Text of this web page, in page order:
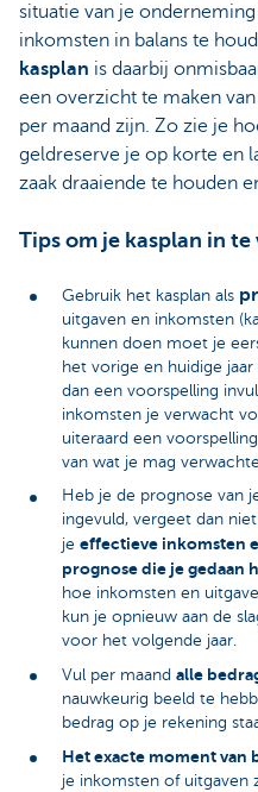
situatie van je
inkomsten in balans te
kasplan is daarbij
een overzicht te maken
per maand zijn. Zo zie je
geldreserve je op korte en
zaak draaiende te houden
Tips om je kasplan in te
Gebruik het kasplan als
uitgaven en inkomsten
kunnen doen moet je
het vorige en huidige jaar
dan een voorspelling
inkomsten je verwacht
uiteraard een
van wat je mag
Heb je de prognose van
ingevuld, vergeet dan
je effectieve inkomsten
prognose die je gedaan
hoe inkomsten en
kun je opnieuw aan de
voor het volgende jaar.
Vul per maand alle
nauwkeurig beeld te
bedrag op je rekening
Het exacte moment van
je inkomsten of uitgaven